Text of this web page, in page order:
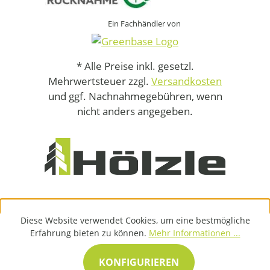
Ein Fachhändler von
* Alle Preise inkl. gesetzl.
Mehrwertsteuer zzgl. Versandkosten
und ggf. Nachnahmegebühren, wenn
nicht anders angegeben.
Diese Website verwendet Cookies, um eine bestmögliche
Erfahrung bieten zu können. Mehr Informationen ...
KONFIGURIEREN